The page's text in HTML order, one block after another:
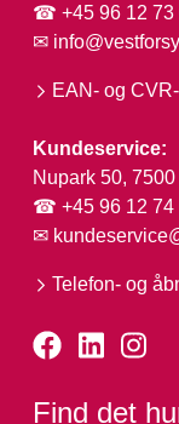
☎ +45 96 12 73
✉
EAN- og
Kundeservice:
Nupark 50,
☎ +45 96 12 74
✉
Telefon- og
Find det